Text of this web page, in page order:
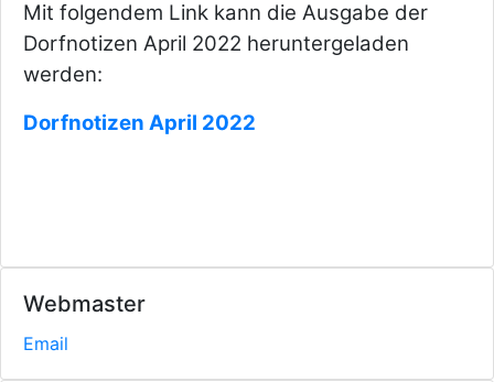
Webmaster
Email
Mit folgendem Link kann die Ausgabe der
Dorfnotizen April 2022 heruntergeladen
werden:
Dorfnotizen April 2022